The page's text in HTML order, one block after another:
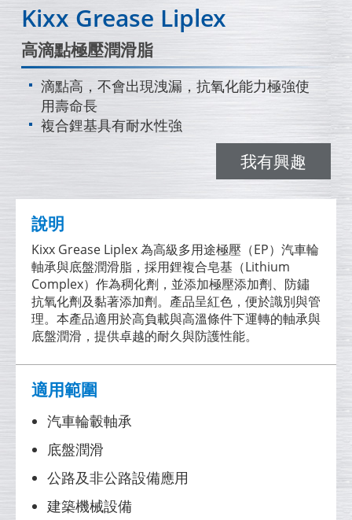
Kixx Grease Liplex
高滴點極壓潤滑脂
滴點高，不會出現洩漏，抗氧化能力極強使
用壽命長
複合鋰基具有耐水性強
我有興趣
說明
Kixx Grease Liplex 為高級多用途極壓（EP）汽車輪
軸承與底盤潤滑脂，採用鋰複合皂基（Lithium
Complex）作為稠化劑，並添加極壓添加劑、防鏽
抗氧化劑及黏著添加劑。產品呈紅色，便於識別與管
理。本產品適用於高負載與高溫條件下運轉的軸承與
底盤潤滑，提供卓越的耐久與防護性能。
適用範圍
汽車輪轂軸承
底盤潤滑
公路及非公路設備應用
建築機械設備